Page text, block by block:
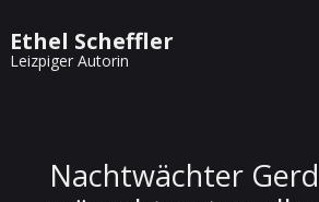
Ethel Scheffler
Leizpiger Autorin
Nachtwächter